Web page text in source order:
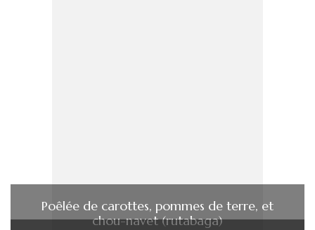
Poêlée de carottes, pommes de terre, et
chou-navet (rutabaga)